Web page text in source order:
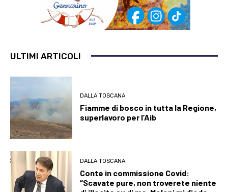
ULTIMI ARTICOLI
DALLA TOSCANA
Fiamme di bosco in tutta la Regione,
superlavoro per l’Aib
DALLA TOSCANA
Conte in commissione Covid:
“Scavate pure, non troverete niente